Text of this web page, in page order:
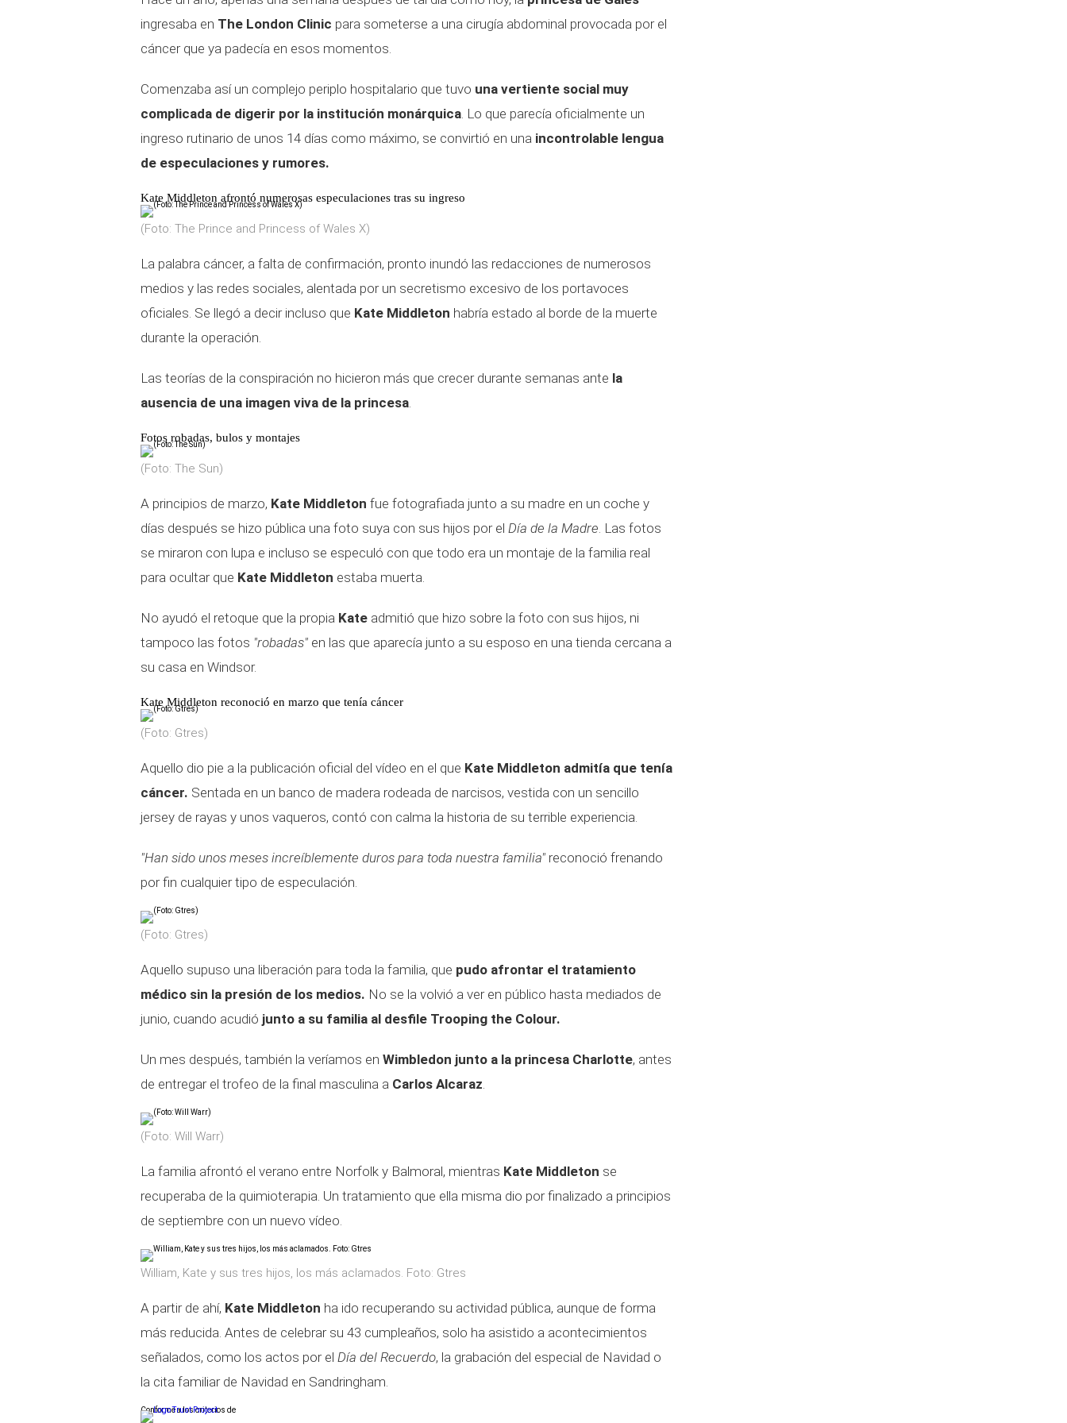
ingresaba en The London Clinic para someterse a una cirugía abdominal provocada por el
cáncer que ya padecía en esos momentos.
Comenzaba así un complejo periplo hospitalario que tuvo una vertiente social muy
complicada de digerir por la institución monárquica. Lo que parecía oficialmente un
ingreso rutinario de unos 14 días como máximo, se convirtió en una incontrolable lengua
de especulaciones y rumores.
Kate Middleton afrontó numerosas especulaciones tras su ingreso
(Foto: The Prince and Princess of Wales X)
La palabra cáncer, a falta de confirmación, pronto inundó las redacciones de numerosos
medios y las redes sociales, alentada por un secretismo excesivo de los portavoces
oficiales. Se llegó a decir incluso que Kate Middleton habría estado al borde de la muerte
durante la operación.
Las teorías de la conspiración no hicieron más que crecer durante semanas ante la
ausencia de una imagen viva de la princesa.
Fotos robadas, bulos y montajes
(Foto: The Sun)
A principios de marzo, Kate Middleton fue fotografiada junto a su madre en un coche y
días después se hizo pública una foto suya con sus hijos por el Día de la Madre. Las fotos
se miraron con lupa e incluso se especuló con que todo era un montaje de la familia real
para ocultar que Kate Middleton estaba muerta.
No ayudó el retoque que la propia Kate admitió que hizo sobre la foto con sus hijos, ni
tampoco las fotos "robadas" en las que aparecía junto a su esposo en una tienda cercana a
su casa en Windsor.
Kate Middleton reconoció en marzo que tenía cáncer
(Foto: Gtres)
Aquello dio pie a la publicación oficial del vídeo en el que Kate Middleton admitía que tenía
cáncer. Sentada en un banco de madera rodeada de narcisos, vestida con un sencillo
jersey de rayas y unos vaqueros, contó con calma la historia de su terrible experiencia.
"Han sido unos meses increíblemente duros para toda nuestra familia" reconoció frenando
por fin cualquier tipo de especulación.
(Foto: Gtres)
Aquello supuso una liberación para toda la familia, que pudo afrontar el tratamiento
médico sin la presión de los medios. No se la volvió a ver en público hasta mediados de
junio, cuando acudió junto a su familia al desfile Trooping the Colour.
Un mes después, también la veríamos en Wimbledon junto a la princesa Charlotte, antes
de entregar el trofeo de la final masculina a Carlos Alcaraz.
(Foto: Will Warr)
La familia afrontó el verano entre Norfolk y Balmoral, mientras Kate Middleton se
recuperaba de la quimioterapia. Un tratamiento que ella misma dio por finalizado a principios
de septiembre con un nuevo vídeo.
William, Kate y sus tres hijos, los más aclamados. Foto: Gtres
A partir de ahí, Kate Middleton ha ido recuperando su actividad pública, aunque de forma
más reducida. Antes de celebrar su 43 cumpleaños, solo ha asistido a acontecimientos
señalados, como los actos por el Día del Recuerdo, la grabación del especial de Navidad o
la cita familiar de Navidad en Sandringham.
Conforme a los criterios de